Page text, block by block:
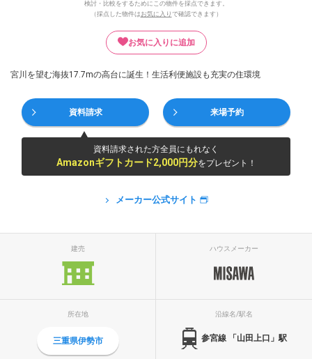
検討・比較をするためにこの物件を採点できます。
（採点した物件は お気に入り で確認できます）
お気に入りに追加
宮川を望む海抜17.7mの高台に誕生！生活利便施設も充実の住環境
資料請求 来場予約
資料請求された方全員にもれなく
Amazonギフトカード2,000円分をプレゼント！
メーカー公式サイト
建売 ハウスメーカー
所在地
三重県伊勢市
沿線名/駅名
参宮線 「山田上口」駅